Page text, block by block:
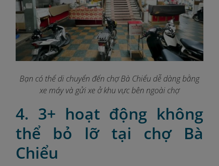
Bạn có thể di chuyển đến chợ Bà Chiểu dễ dàng bằng
xe máy và gửi xe ở khu vực bên ngoài chợ
4. 3+ hoạt động không
thể bỏ lỡ tại chợ Bà
Chiểu